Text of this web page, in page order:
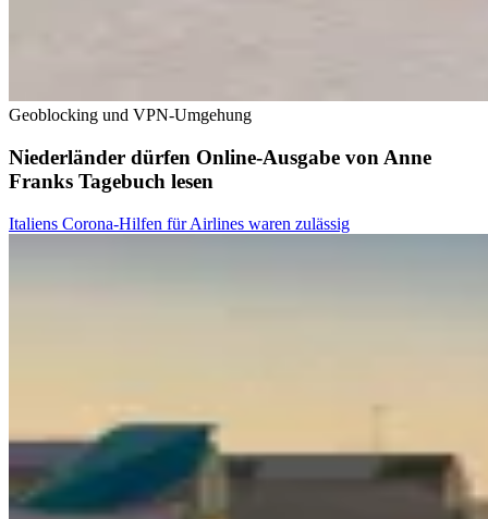
Geoblocking und VPN-Umgehung
Niederländer dürfen Online-Ausgabe von Anne
Franks Tagebuch lesen
Italiens Corona-Hilfen für Airlines waren zulässig